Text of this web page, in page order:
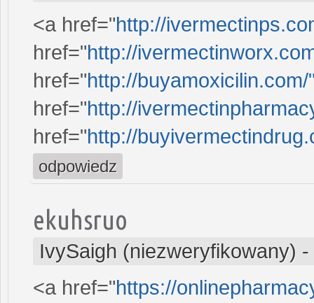
<a href="http://
href="http://
href="http://
href="http://
href="http://
odpowiedz
ekuhsruo
IvySaigh (niezweryfikowany) -
<a href="https://